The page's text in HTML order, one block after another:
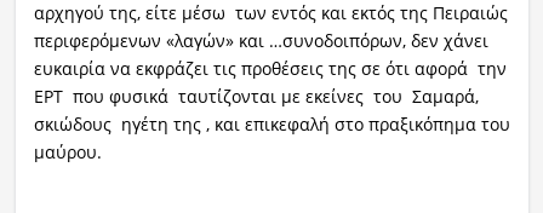
αρχηγού της, είτε μέσω των εντός και εκτός της Πειραιώς
περιφερόμενων «λαγών» και …συνοδοιπόρων, δεν χάνει
ευκαιρία να εκφράζει τις προθέσεις της σε ότι αφορά την
ΕΡΤ που φυσικά ταυτίζονται με εκείνες του Σαμαρά,
σκιώδους ηγέτη της , και επικεφαλή στο πραξικόπημα του
μαύρου.